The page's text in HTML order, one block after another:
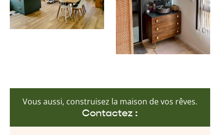
Vous aussi, construisez la maison de vos rêves.
Contactez :